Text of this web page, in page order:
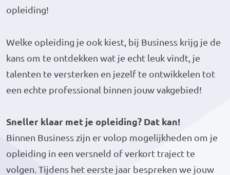
opleiding!
Welke opleiding je ook kiest, bij Business krijg je de
kans om te ontdekken wat je echt leuk vindt, je
talenten te versterken en jezelf te ontwikkelen tot
een echte professional binnen jouw vakgebied!
Sneller klaar met je opleiding? Dat kan!
Binnen Business zijn er volop mogelijkheden om je
opleiding in een versneld of verkort traject te
volgen. Tijdens het eerste jaar bespreken we jouw